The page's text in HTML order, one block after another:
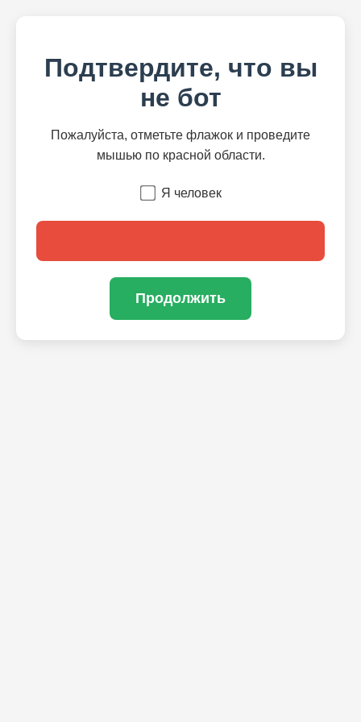
Подтвердите, что вы
не бот
Пожалуйста, отметьте флажок и проведите
мышью по красной области.
Я человек
Продолжить